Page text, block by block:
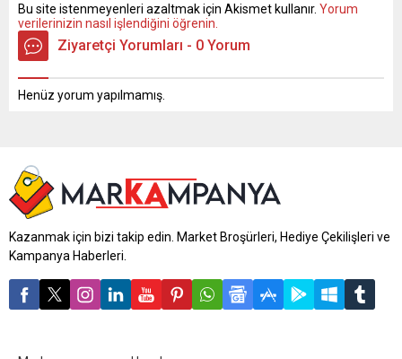
Bu site istenmeyenleri azaltmak için Akismet kullanır. Yorum
verilerinizin nasıl işlendiğini öğrenin.
Ziyaretçi Yorumları - 0 Yorum
Henüz yorum yapılmamış.
Kazanmak için bizi takip edin. Market Broşürleri, Hediye Çekilişleri ve
Kampanya Haberleri.